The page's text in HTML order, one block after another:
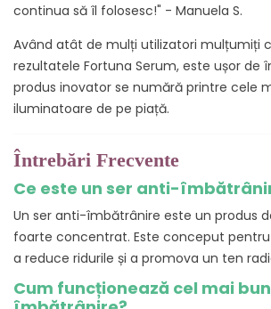
continua să îl folosesc!" - Manuela S.
Având atât de mulți utilizatori mulțumiți
rezultatele Fortuna Serum, este ușor de
produs inovator se numără printre cele
iluminatoare de pe piață.
Întrebări Frecvente
Ce este un ser anti-
Un ser anti-îmbătrânire este un produs
foarte concentrat. Este conceput
a reduce ridurile și a promova un ten
Cum funcționează cel mai